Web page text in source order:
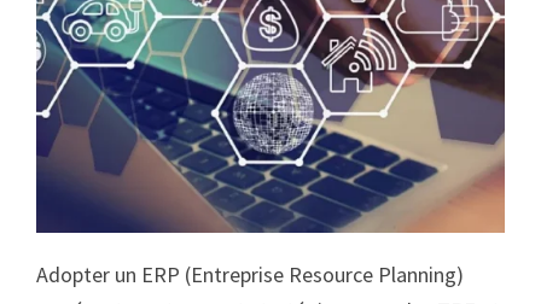
Adopter un ERP (Entreprise Resource Planning)